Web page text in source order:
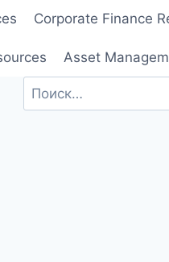
Corporate Finance
Asset
Найти: